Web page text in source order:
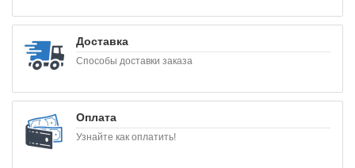
Доставка
Способы доставки заказа
Оплата
Узнайте как оплатить!